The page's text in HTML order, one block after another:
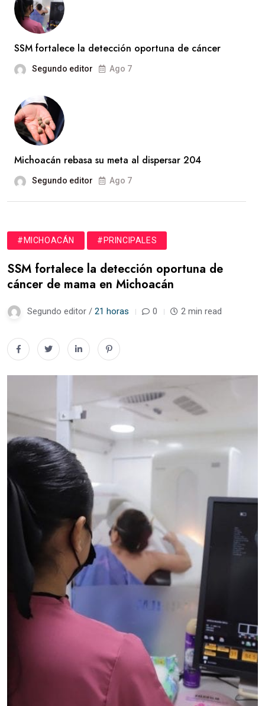
SSM fortalece la detección oportuna de cáncer
Segundo editor Ago 7
Michoacán rebasa su meta al dispersar 204
Segundo editor Ago 7
#MICHOACÁN #PRINCIPALES
SSM fortalece la detección oportuna de
cáncer de mama en Michoacán
Segundo editor / 21 horas 0 2 min read